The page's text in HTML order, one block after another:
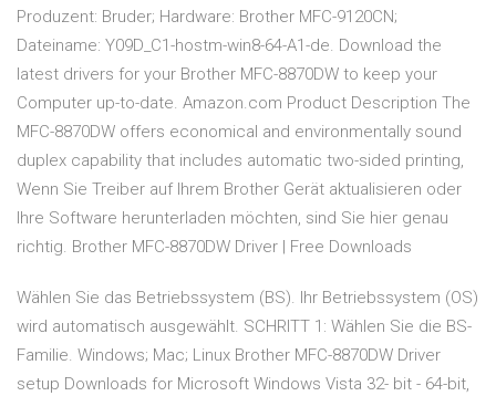
Produzent: Bruder; Hardware: Brother MFC-9120CN;
Dateiname: Y09D_C1-hostm-win8-64-A1-de. Download the
latest drivers for your Brother MFC-8870DW to keep your
Computer up-to-date. Amazon.com Product Description The
MFC-8870DW offers economical and environmentally sound
duplex capability that includes automatic two-sided printing,
Wenn Sie Treiber auf Ihrem Brother Gerät aktualisieren oder
Ihre Software herunterladen möchten, sind Sie hier genau
richtig. Brother MFC-8870DW Driver | Free Downloads
Wählen Sie das Betriebssystem (BS). Ihr Betriebssystem (OS)
wird automatisch ausgewählt. SCHRITT 1: Wählen Sie die BS-
Familie. Windows; Mac; Linux Brother MFC-8870DW Driver
setup Downloads for Microsoft Windows Vista 32- bit - 64-bit,